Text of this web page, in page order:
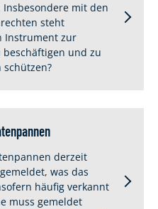
Insbesondere mit den
steht
Instrument zur
und zu
schützen?
derzeit
was das
häufig verkannt
muss gemeldet